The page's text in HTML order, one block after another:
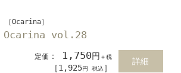
［Ocarina］
Ocarina vol.28
定価 ： 1,750円 ＋税
［1,925円 税込 ］
詳細